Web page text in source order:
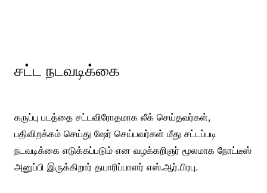
சட்ட நடவடிக்கை
கருப்பு படத்தை சட்டவிரோதமாக லீக் செய்தவர்கள்,
பதிவிறக்கம் செய்து ஷேர் செய்பவர்கள் மீது சட்டப்படி
நடவடிக்கை எடுக்கப்படும் என வழக்கறிஞர் மூலமாக நோட்டீஸ்
அனுப்பி இருக்கிறார் தயாரிப்பாளர் எஸ்.ஆர்.பிரபு.